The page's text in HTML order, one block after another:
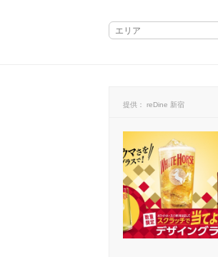
提供： reDine 新宿